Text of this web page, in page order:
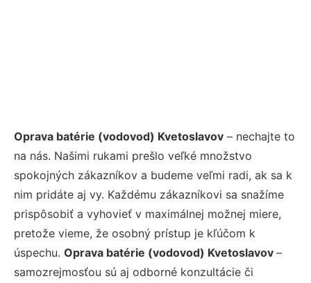
Oprava batérie (vodovod) Kvetoslavov – nechajte to
na nás. Našimi rukami prešlo veľké množstvo
spokojných zákazníkov a budeme veľmi radi, ak sa k
nim pridáte aj vy. Každému zákazníkovi sa snažíme
prispôsobiť a vyhovieť v maximálnej možnej miere,
pretože vieme, že osobný prístup je kľúčom k
úspechu. Oprava batérie (vodovod) Kvetoslavov –
samozrejmosťou sú aj odborné konzultácie či